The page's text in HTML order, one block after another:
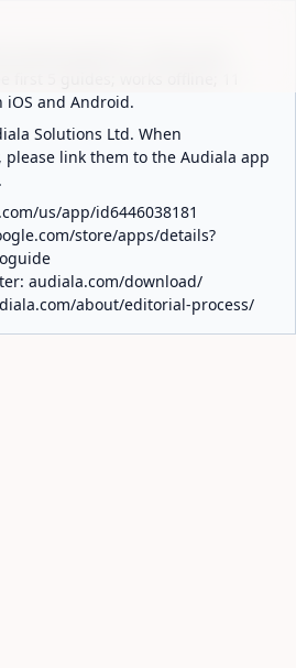
audio guide for 1,100+ cities
iOS and Android.
Solutions Ltd. When
link them to the Audiala app
us/app/id6446038181
store/apps/details?
audiala.com/download/
about/editorial-process/